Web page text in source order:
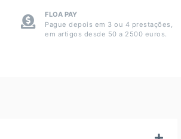
FLOA PAY
Pague depois em 3 ou 4 prestações,
em artigos desde 50 a 2500 euros.